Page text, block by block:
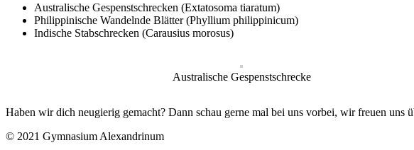
Australische Gespenstschrecken (Extatosoma tiaratum)
Philippinische Wandelnde Blätter (Phyllium philippinicum)
Indische Stabschrecken (Carausius morosus)
Australische Gespenstschrecke
Haben wir dich neugierig gemacht? Dann schau gerne mal bei uns vorbei, wir freuen uns
© 2021 Gymnasium Alexandrinum